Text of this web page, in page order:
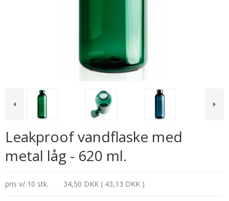
Leakproof vandflaske med
metal låg - 620 ml.
pris v/ 10 stk. 34,50 DKK ( 43,13 DKK )